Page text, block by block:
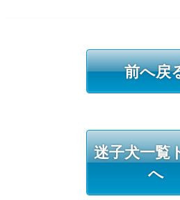
前へ戻
迷子犬一覧
へ